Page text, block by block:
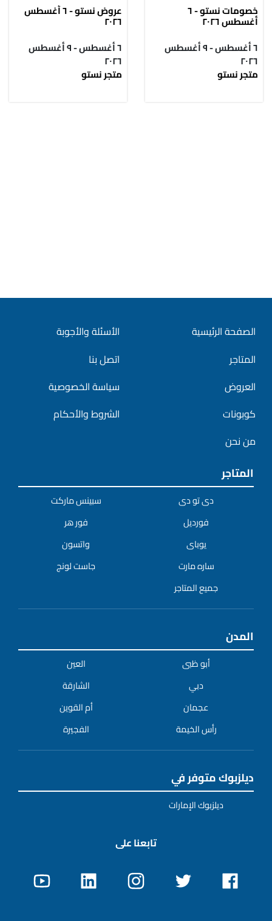
خصومات نستو - ٦
أغسطس ٢٠٢٦
٦ أغسطس - ٩ أغسطس
٢٠٢٦
متجر نستو
عروض نستو - ٦ أغسطس
٢٠٢٦
٦ أغسطس - ٩ أغسطس
٢٠٢٦
متجر نستو
الصفحة الرئيسية
المتاجر
العروض
كوبونات
من نحن
الأسئلة والأجوبة
اتصل بنا
سياسة الخصوصية
الشروط والأحكام
المتاجر
دى تو دى
سبينس ماركت
فورديل
فور هر
يوباى
واتسون
ساره مارت
جاست لونج
جميع المتاجر
المدن
أبو ظبى
العين
دبي
الشارقة
عجمان
أم القوين
رأس الخيمة
الفجيرة
ديلزبوك متوفر في
ديلزبوك الإمارات
تابعنا على